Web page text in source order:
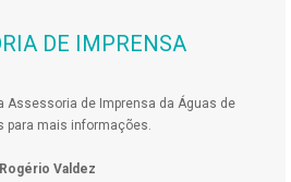
DE IMPRENSA
Assessoria de Imprensa da Águas de
para mais informações.
Rogério Valdez